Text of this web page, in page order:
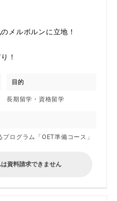
メルボルンに立地！
！
目的
長期留学・資格留学
ログラム「OET準備コース」
資料請求できません